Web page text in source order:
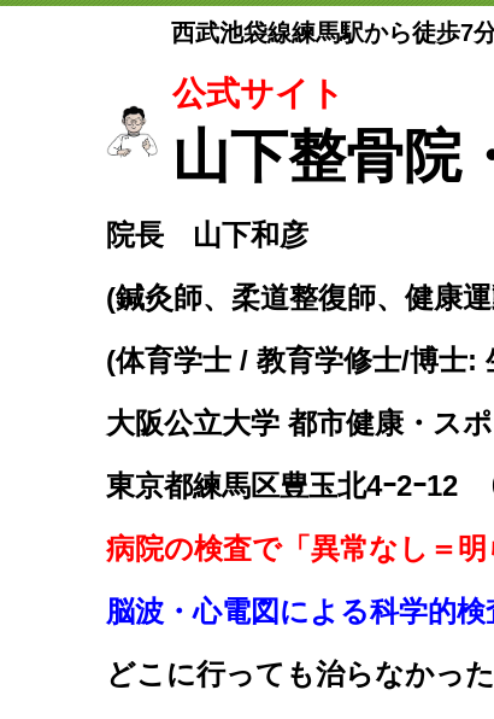
西武池袋線練馬駅から徒歩7
公式サイト
山下整骨院
院長 山下和彦
(鍼灸師、柔道整復師、健康
(体育学士 / 教育学修士/博士:
大阪公立大学 都市健康・ス
東京都練馬区豊玉北4ｰ2ｰ12
病院の検査で「異常なし＝
脳波・心電図による科学的
どこに行っても治らなかっ